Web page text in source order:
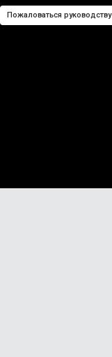
Пожаловаться руководству